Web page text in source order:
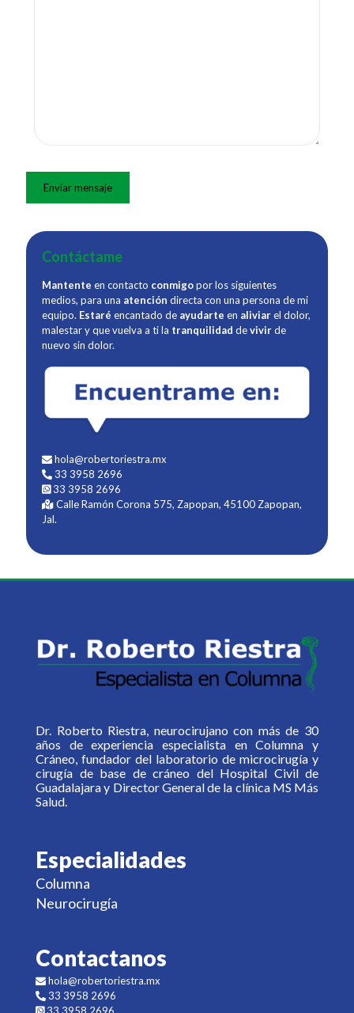
Contáctame
Mantente en contacto conmigopor los siguientes
medios, para una atención directa con una persona de mi
equipo. Estaré encantado de ayudarte en aliviarel dolor,
malestar y que vuelva a ti la tranquilidad devivirde
nuevo sin dolor.
hola@robertoriestra.mx
33 3958 2696
33 3958 2696
Calle Ramón Corona 575, Zapopan, 45100 Zapopan,
Jal.
Dr. Roberto Riestra, neurocirujano con más de 30
años de experiencia especialista en Columna y
Cráneo, fundador del laboratorio de microcirugía y
cirugía de base de cráneo del Hospital Civil de
Guadalajara y Director General de la clínica MS Más
Salud.
Especialidades
Columna
Neurocirugía
Contactanos
hola@robertoriestra.mx
33 3958 2696